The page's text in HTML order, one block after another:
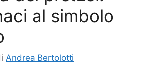
al simbolo
Andrea Bertolotti